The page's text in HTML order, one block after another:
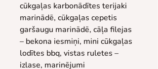
cūkgaļas karbonādītes terijaki
marinādē, cūkgaļas cepetis
garšaugu marinādē, cāļa filejas
– bekona iesmiņi, mini cūkgaļas
lodītes bbq, vistas ruletes –
izlase, marinējumi